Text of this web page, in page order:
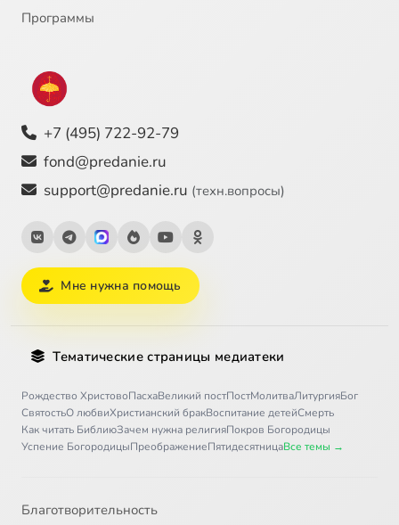
Программы
+7 (495) 722-92-79
fond@predanie.ru
support@predanie.ru (техн.вопросы)
Мне нужна помощь
Тематические страницы медиатеки
Рождество ХристовоПасхаВеликий постПостМолитваЛитургияБог
СвятостьО любвиХристианский бракВоспитание детейСмерть
Как читать БиблиюЗачем нужна религияПокров Богородицы
Успение БогородицыПреображениеПятидесятницаВсе темы →
Благотворительность